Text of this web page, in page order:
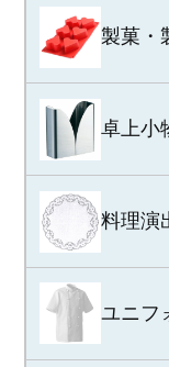
製菓・
卓上小
料理演
ユニフ